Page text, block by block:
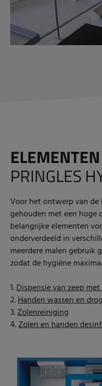
ELEMENTEN
PRINGLES
Voor het ontwerp van de
gehouden met een hoge
belangrijke elementen
onderverdeeld in
meerdere malen gebruik
zodat de hygiëne
1.Dispensie van zeep
2.Handen wassen en
3.Zolenreiniging
4.Zolen en handen